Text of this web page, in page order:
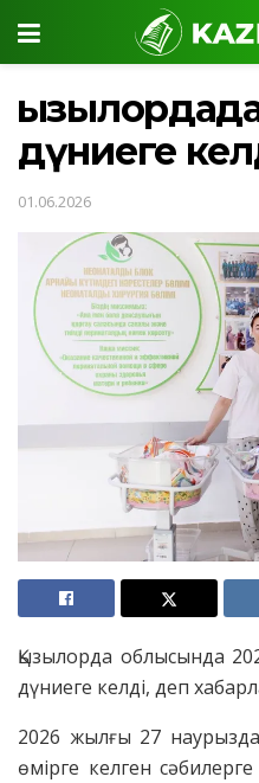
дүниеге
01.06.2026
Қызылорда облысында
дүниеге келді, деп
2026 жылғы 27 наурызда
өмiрге келген